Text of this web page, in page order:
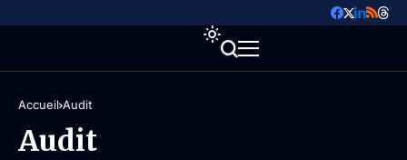
Accueil Audit
Audit